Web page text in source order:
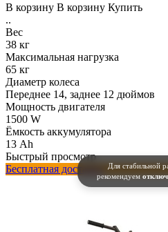
Для стабильной
рекомендуем
В корзину В корзину Купить
..
Вес
38 кг
Максимальная нагрузка
65 кг
Диаметр колеса
Переднее 14, заднее 12 дюймов
Мощность двигателя
1500 W
Ёмкость аккумулятора
13 Ah
Быстрый просмотр
Бесплатная доставка